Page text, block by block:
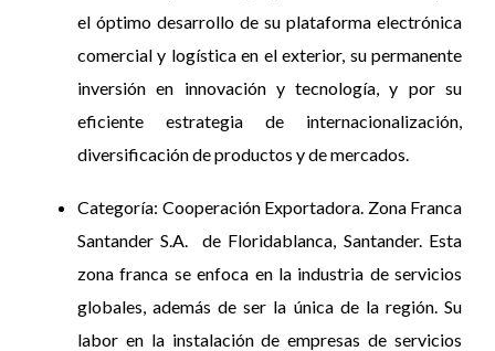
el óptimo desarrollo de su plataforma electrónica
comercial y logística en el exterior, su permanente
inversión en innovación y tecnología, y por su
eficiente estrategia de internacionalización,
diversificación de productos y de mercados.
Categoría: Cooperación Exportadora. Zona Franca
Santander S.A. de Floridablanca, Santander. Esta
zona franca se enfoca en la industria de servicios
globales, además de ser la única de la región. Su
labor en la instalación de empresas de servicios